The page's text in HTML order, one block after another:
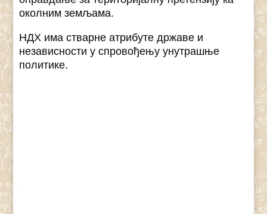
околним земљама.
НДХ има стварне атрибуте државе и
независности у спровођењу унутрашње
политике.